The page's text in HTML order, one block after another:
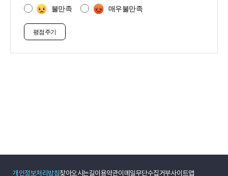
불만족
매우불만족
개인정보처리방침찾아오시는길이용약관이메일무단수집거부사이트맵